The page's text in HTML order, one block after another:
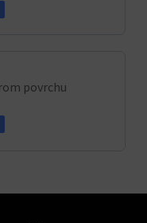
povrchu